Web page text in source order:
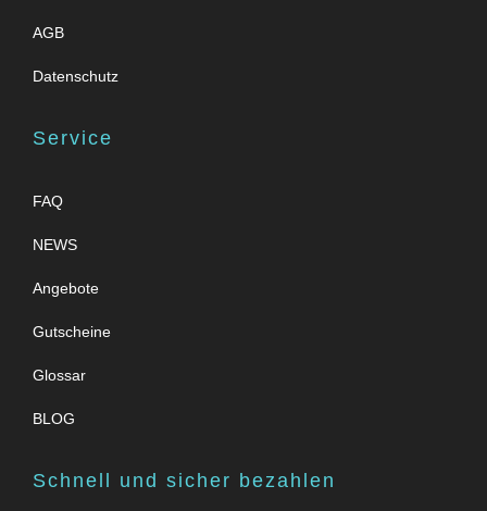
AGB
Datenschutz
Service
FAQ
NEWS
Angebote
Gutscheine
Glossar
BLOG
Schnell und sicher bezahlen